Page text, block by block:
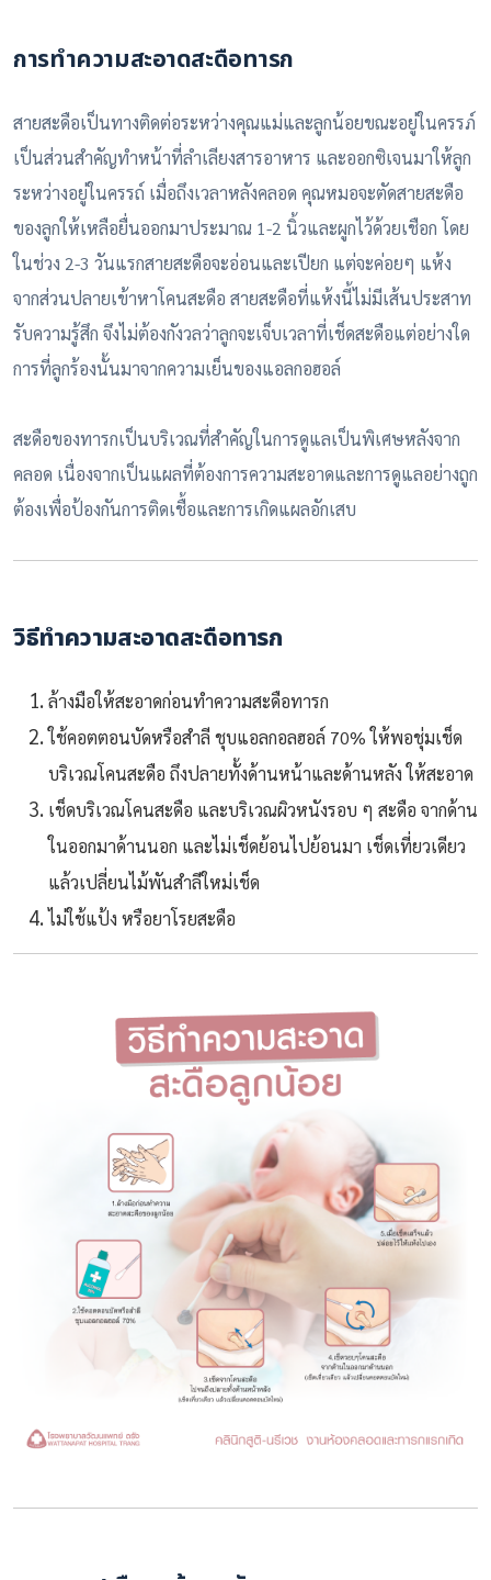
การทำความสะอาดสะดือทารก
สายสะดือเป็นทางติดต่อระหว่างคุณแม่และลูกน้อยขณะอยู่ในครรภ์
เป็นส่วนสำคัญทำหน้าที่ลำเลียงสารอาหาร และออกซิเจนมาให้ลูก
ระหว่างอยู่ในครรถ์ เมื่อถึงเวลาหลังคลอด คุณหมอจะตัดสายสะดือ
ของลูกให้เหลือยื่นออกมาประมาณ 1-2 นิ้วและผูกไว้ด้วยเชือก โดย
ในช่วง 2-3 วันแรกสายสะดือจะอ่อนและเปียก แต่จะค่อยๆ แห้ง
จากส่วนปลายเข้าหาโคนสะดือ สายสะดือที่แห้งนี้ไม่มีเส้นประสาท
รับความรู้สึก จึงไม่ต้องกังวลว่าลูกจะเจ็บเวลาที่เช็ดสะดือแต่อย่างใด
การที่ลูกร้องนั้นมาจากความเย็นของแอลกอฮอล์
สะดือของทารกเป็นบริเวณที่สำคัญในการดูแลเป็นพิเศษหลังจาก
คลอด เนื่องจากเป็นแผลที่ต้องการความสะอาดและการดูแลอย่างถูก
ต้องเพื่อป้องกันการติดเชื้อและการเกิดแผลอักเสบ
วิธีทำความสะอาดสะดือทารก
ล้างมือให้สะอาดก่อนทำความสะดือทารก
ใช้คอตตอนบัดหรือสำลี ชุบแอลกอลฮอล์ 70% ให้พอชุ่มเช็ด
บริเวณโคนสะดือ ถึงปลายทั้งด้านหน้าและด้านหลัง ให้สะอาด
เช็ดบริเวณโคนสะดือ และบริเวณผิวหนังรอบ ๆ สะดือ จากด้าน
ในออกมาด้านนอก และไม่เช็ดย้อนไปย้อนมา เช็ดเที่ยวเดียว
แล้วเปลี่ยนไม้พันสำลีใหม่เช็ด
ไม่ใช้แป้ง หรือยาโรยสะดือ